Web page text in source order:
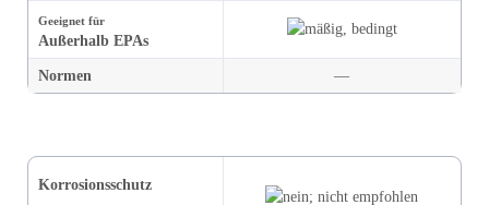
Geeignet für
Außerhalb EPAs
Normen —
Korrosions­schutz